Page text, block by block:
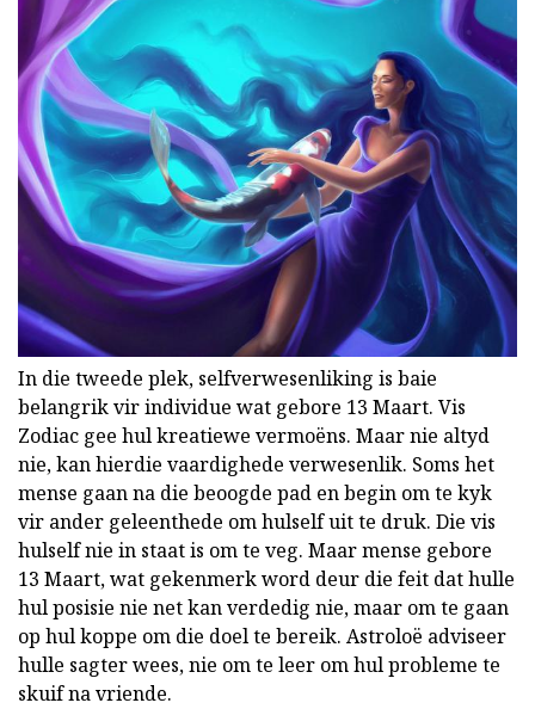
In die tweede plek, selfverwesenliking is baie
belangrik vir individue wat gebore 13 Maart. Vis
Zodiac gee hul kreatiewe vermoëns. Maar nie altyd
nie, kan hierdie vaardighede verwesenlik. Soms het
mense gaan na die beoogde pad en begin om te kyk
vir ander geleenthede om hulself uit te druk. Die vis
hulself nie in staat is om te veg. Maar mense gebore
13 Maart, wat gekenmerk word deur die feit dat hulle
hul posisie nie net kan verdedig nie, maar om te gaan
op hul koppe om die doel te bereik. Astroloë adviseer
hulle sagter wees, nie om te leer om hul probleme te
skuif na vriende.